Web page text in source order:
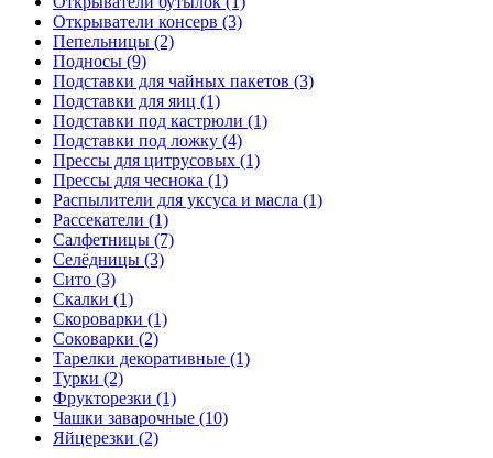
Открыватели консерв (3)
Пепельницы (2)
Подносы (9)
Подставки для чайных пакетов (3)
Подставки для яиц (1)
Подставки под кастрюли (1)
Подставки под ложку (4)
Прессы для цитрусовых (1)
Прессы для чеснока (1)
Распылители для уксуса и масла (1)
Рассекатели (1)
Салфетницы (7)
Селёдницы (3)
Сито (3)
Скалки (1)
Скороварки (1)
Соковарки (2)
Тарелки декоративные (1)
Турки (2)
Фрукторезки (1)
Чашки заварочные (10)
Яйцерезки (2)